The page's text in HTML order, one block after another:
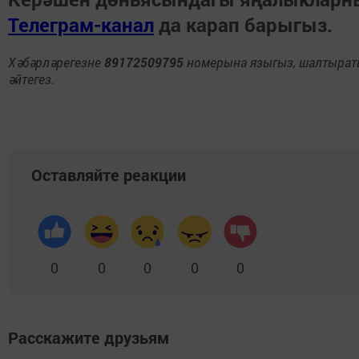
Телеграм-канал да карап барыгыз.
Хәбәрләрегезне 89172509795 номерына языгыз,
әйтегез.
Оставляйте реакции
0 0 0 0 0
Расскажите друзьям